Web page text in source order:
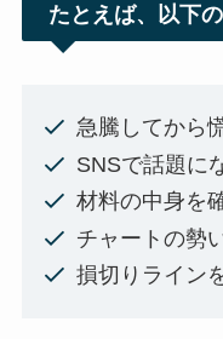
たとえば、以下
急騰してから
SNSで話題に
材料の中身を
チャートの勢
損切りライン